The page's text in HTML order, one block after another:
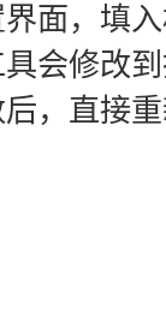
面，填
会修改
，直接